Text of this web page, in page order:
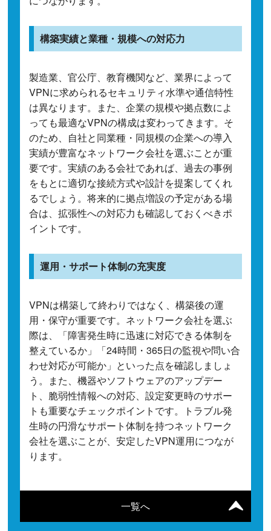
一覧へ
構築実績と業種・規模への対応力
製造業、官公庁、教育機関など、業界によって
VPNに求められるセキュリティ水準や通信特性
は異なります。また、企業の規模や拠点数によ
っても最適なVPNの構成は変わってきます。そ
のため、自社と同業種・同規模の企業への導入
実績が豊富なネットワーク会社を選ぶことが重
要です。実績のある会社であれば、過去の事例
をもとに適切な接続方式や設計を提案してくれ
るでしょう。将来的に拠点増設の予定がある場
合は、拡張性への対応力も確認しておくべきポ
イントです。
運用・サポート体制の充実度
VPNは構築して終わりではなく、構築後の運
用・保守が重要です。ネットワーク会社を選ぶ
際は、「障害発生時に迅速に対応できる体制を
整えているか」「24時間・365日の監視や問い合
わせ対応が可能か」といった点を確認しましょ
う。また、機器やソフトウェアのアップデー
ト、脆弱性情報への対応、設定変更時のサポー
トも重要なチェックポイントです。トラブル発
生時の円滑なサポート体制を持つネットワーク
会社を選ぶことが、安定したVPN運用につなが
ります。